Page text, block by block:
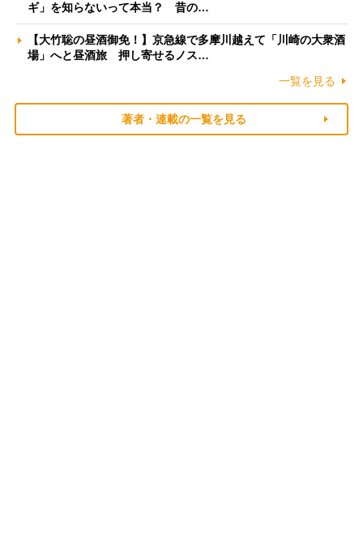
ギ」を知らないって本当？ 昔の…
【大竹聡の昼酒御免！】京急線で多摩川越えて「川崎の大衆酒
場」へと昼酒旅 押し寄せるノス…
一覧を見る
著者・連載の一覧を見る